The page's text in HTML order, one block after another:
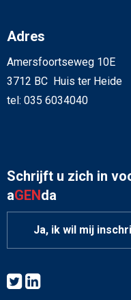
Adres
Amersfoortseweg 10E
3712 BC Huis ter Heide
tel: 035 6034040
Schrijft u zich in
aGENda
Ja, ik wil mij